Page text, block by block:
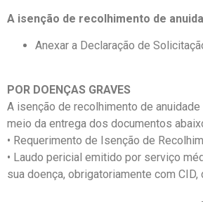
A isenção de recolhimento de
Anexar a Declaração de
POR DOENÇAS GRAVES
A isenção de recolhimento de
meio da entrega dos documentos
• Requerimento de Isenção de
• Laudo pericial emitido por serviço
sua doença, obrigatoriamente com